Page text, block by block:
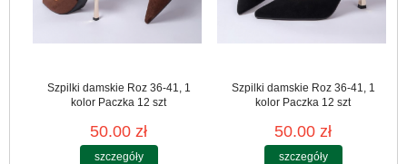
Szpilki damskie Roz 36-41, 1
kolor Paczka 12 szt
50.00 zł
szczegóły
Szpilki damskie Roz 36-41, 1
kolor Paczka 12 szt
50.00 zł
szczegóły